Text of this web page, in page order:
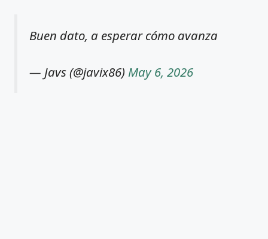
Buen dato, a esperar cómo avanza
— Javs (@javix86) May 6, 2026